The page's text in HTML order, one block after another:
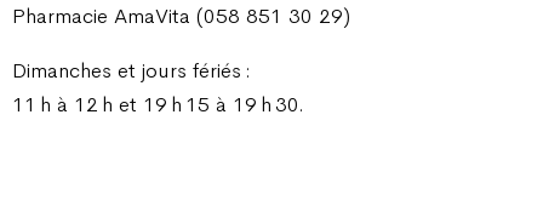
Pharmacie AmaVita (058 851 30 29)
Dimanches et jours fériés :
11 h à 12 h et 19 h 15 à 19 h 30.